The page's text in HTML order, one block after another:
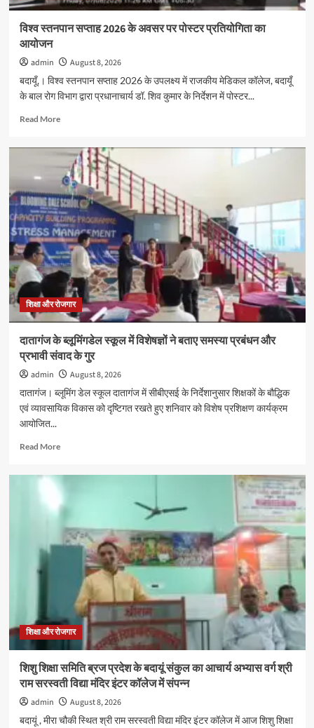
विश्व स्तनपान सप्ताह 2026 के अवसर पर पोस्टर प्रतियोगिता का
आयोजन
admin
August 8, 2026
बदायूँ,। विश्व स्तनपान सप्ताह 2026 के उपलक्ष्य में राजकीय मेडिकल कॉलेज, बदायूँ
के बाल रोग विभाग द्वारा प्रधानाचार्य डॉ. शिव कुमार के निर्देशन में पोस्टर...
Read MoreRead
विश्व
स्तनपान
सप्ताह
2026
के
अवसर
पर
पोस्टर
प्रतियोगिता
का
आयोजन
शिक्षा और रोजगार
दातागंज के ब्लूमिंगडेल स्कूल में विशेषज्ञों ने बताए समस्या प्रबंधन और
प्रभावी संवाद के गुर
admin
August 8, 2026
दातागंज। ब्लूमिंग डेल स्कूल दातागंज में सीबीएसई के निर्देशानुसार शिक्षकों के बौद्धिक
एवं व्यावसायिक विकास को दृष्टिगत रखते हुए शनिवार को विशेष प्रशिक्षण कार्यक्रम
आयोजित...
Read MoreRead
दातागंज
ब्लूमिंगडेल
विशेषज्ञों
समस्या
प्रबंधन
और
प्रभावी
गुर
शिक्षा और रोजगार
शिशु शिक्षा समिति ब्रज प्रदेश के बदायूं संकुल का आचार्य अभ्यास वर्ग श्री
राम सरस्वती विद्या मंदिर इंटर कॉलेज में संपन्न
admin
August 8, 2026
बदायूं , मीरा चौकी स्थित श्री राम सरस्वती विद्या मंदिर इंटर कॉलेज में आज शिशु शिक्षा